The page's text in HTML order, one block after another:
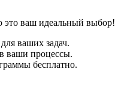
это ваш идеальный выбор!
ваших задач.
ваши процессы.
бесплатно.